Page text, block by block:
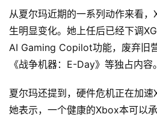
从夏尔玛近期的一系列动作来看
生明显变化。她上任后已经下调
AI Gaming Copilot功能，废弃旧
《战争机器：E-Day》等独占内容。
夏尔玛还提到，硬件危机正在加速
她表示，一个健康的Xbox本可以